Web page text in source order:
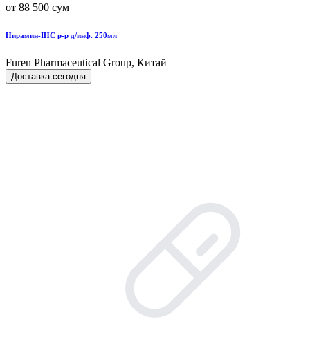
от 88 500 сум
Нирамин-IHC р-р д/инф. 250мл
Furen Pharmaceutical Group, Китай
Доставка сегодня